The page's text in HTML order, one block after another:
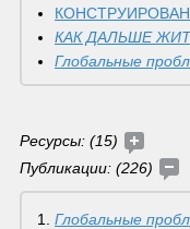
КАК ДАЛЬШЕ
Глобальные
Ресурсы: (15)
Публикации: (226)
Глобальные